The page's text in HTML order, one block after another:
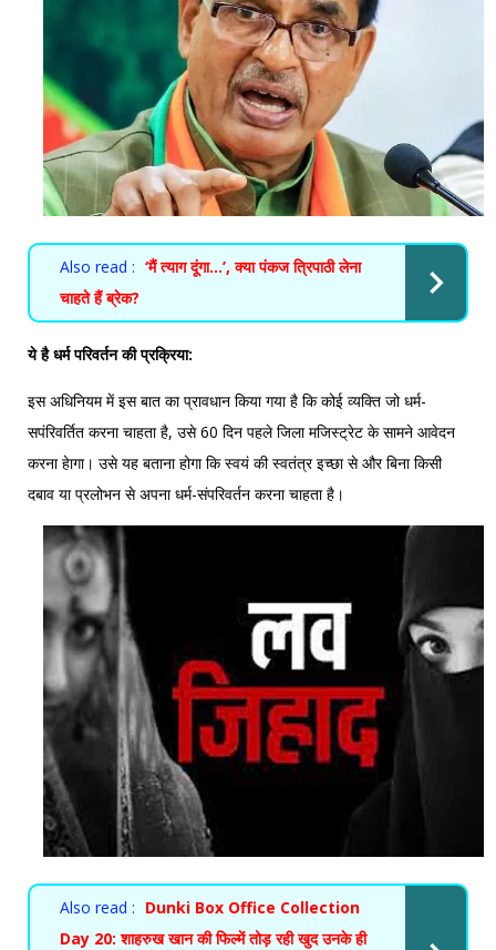
Also read : ‘मैं त्याग दूंगा…’, क्या पंकज त्रिपाठी लेना
चाहते हैं ब्रेक?
ये है धर्म परिवर्तन की प्रक्रिया:
इस अधिनियम में इस बात का प्रावधान किया गया है कि कोई व्यक्ति जो धर्म-
सपंरिवर्तित करना चाहता है, उसे 60 दिन पहले जिला मजिस्ट्रेट के सामने आवेदन
करना हेागा। उसे यह बताना होगा कि स्वयं की स्वतंत्र इच्छा से और बिना किसी
दबाव या प्रलोभन से अपना धर्म-संपरिवर्तन करना चाहता है।
Also read : Dunki Box Office Collection
Day 20: शाहरुख खान की फिल्में तोड़ रही खुद उनके ही